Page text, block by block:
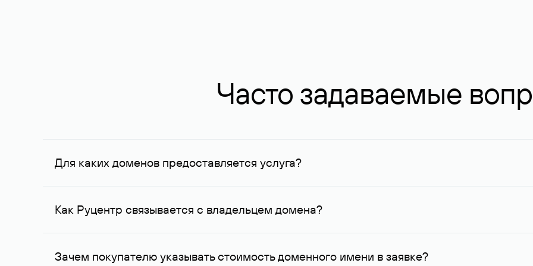
Часто задаваемые
Для каких доменов предоставляется услуга?
Услуга доступна для доменов, зарегистрированных в Руцентре и у других регистраторов. Для доменов,
Как Руцентр связывается с владельцем домена?
Для связи с владельцем домена используются его контактные данные, доступные Руцентру.
Зачем покупателю указывать стоимость доменного имени в заявке?